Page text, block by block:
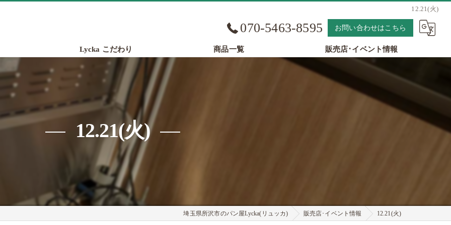
12.21(火)
070-5463-8595 お問い合わせはこちら
Lycka こだわり 商品一覧 販売店･イベント情報
12.21(火)
埼玉県所沢市のパン屋Lycka(リュッカ) 販売店･イベント情報 12.21(火)